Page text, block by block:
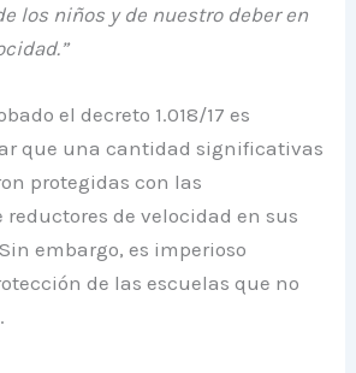
los niños y de nuestro deber en
el decreto 1.018/17 es
que una cantidad significativas
protegidas con las
de velocidad en sus
embargo, es imperioso
de las escuelas que no